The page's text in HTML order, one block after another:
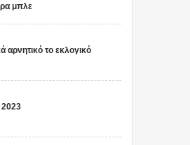
ΟΙ ΕΙΔΗΣΕΙΣ ΓΙΑ ΤΙΣ
FACEBOOK
ΠΟΙΟΣ ΚΑΝΕΙ
(VIDEO)
Το iokh.gr δημοσιεύει κάθε
με το θέμα. Ωστόσο, αυτό δεν
μπλε
αρνητικό το εκλογικό
2023